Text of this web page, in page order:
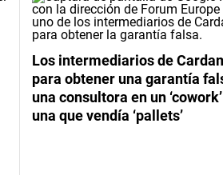
Los intermediarios de
para obtener una garantía
una consultora en un
una que vendía ‘pallets’